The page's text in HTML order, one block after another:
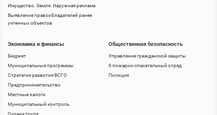
Имущество. Земля. Наружная реклама
Выявление правообладателей ранее
учтенных объектов
Экономика и финансы
Бюджет
Муниципальные программы
Стратегия развития ВСГО
Предпринимательство
Местные налоги
Муниципальный контроль
Охрана труда
Общественная безопасность
Управление гражданской защиты
9 пожарно-спасательный отряд
Полиция